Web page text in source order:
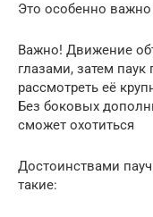
Это особенно важно
Важно! Движение
глазами, затем
рассмотреть её
Без боковых
сможет охотиться
Достоинствами
такие: